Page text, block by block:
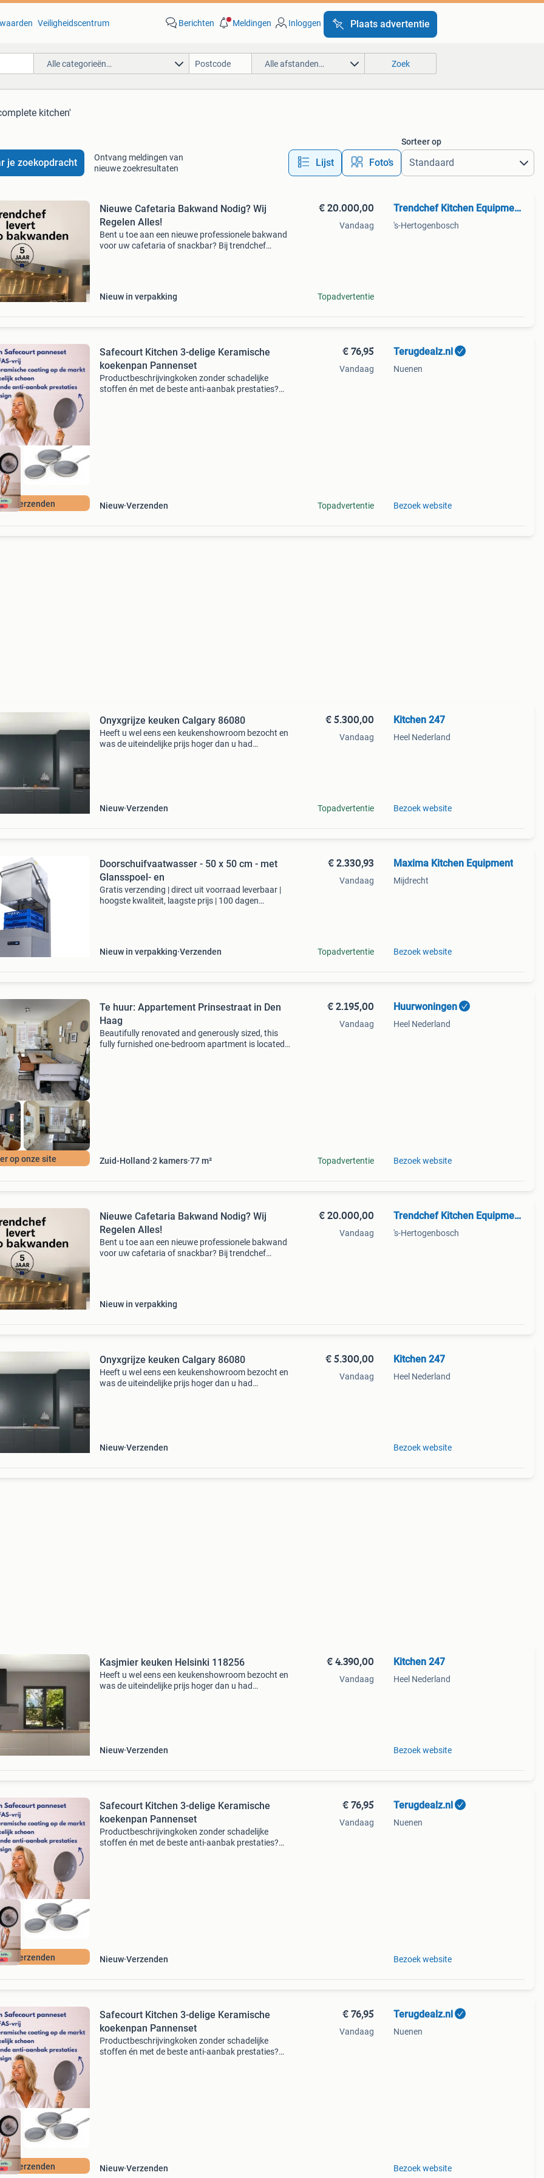
Veiligheidscentrum Berichten Meldingen Inloggen Plaats advertentie
Alle categorieën… Alle afstanden… Zoek
kitchen'
je zoekopdracht
Ontvang meldingen van
nieuwe zoekresultaten
Lijst Foto’s
Sorteer op
Nieuwe Cafetaria Bakwand Nodig? Wij
Regelen Alles!
Bent u toe aan een nieuwe professionele bakwand
voor uw cafetaria of snackbar? Bij trendchef
Nieuw in verpakking
€ 20.000,00
Vandaag
Topadvertentie
Trendchef Kitchen Equipment.
's-Hertogenbosch
verzenden
Safecourt Kitchen 3-delige Keramische
koekenpan Pannenset
Productbeschrijvingkoken zonder schadelijke
stoffen én met de beste anti-aanbak prestaties?
Nieuw Verzenden
€ 76,95
Vandaag
Topadvertentie
Terugdealz.nl
Nuenen
Bezoek website
Onyxgrijze keuken Calgary 86080
Heeft u wel eens een keukenshowroom bezocht en
was de uiteindelijke prijs hoger dan u had
Nieuw Verzenden
€ 5.300,00
Vandaag
Topadvertentie
Kitchen 247
Heel Nederland
Bezoek website
Doorschuifvaatwasser - 50 x 50 cm - met
Glansspoel- en
Gratis verzending | direct uit voorraad leverbaar |
hoogste kwaliteit, laagste prijs | 100 dagen
Nieuw in verpakking Verzenden
€ 2.330,93
Vandaag
Topadvertentie
Maxima Kitchen Equipment
Mijdrecht
Bezoek website
op onze site
Te huur: Appartement Prinsestraat in Den
Haag
Beautifully renovated and generously sized, this
fully furnished one-bedroom apartment is located
Zuid-Holland 2 kamers 77m²
€ 2.195,00
Vandaag
Topadvertentie
Huurwoningen
Heel Nederland
Bezoek website
Nieuwe Cafetaria Bakwand Nodig? Wij
Regelen Alles!
Bent u toe aan een nieuwe professionele bakwand
voor uw cafetaria of snackbar? Bij trendchef
Nieuw in verpakking
€ 20.000,00
Vandaag
Trendchef Kitchen Equipment.
's-Hertogenbosch
Onyxgrijze keuken Calgary 86080
Heeft u wel eens een keukenshowroom bezocht en
was de uiteindelijke prijs hoger dan u had
Nieuw Verzenden
€ 5.300,00
Vandaag
Kitchen 247
Heel Nederland
Bezoek website
Kasjmier keuken Helsinki 118256
Heeft u wel eens een keukenshowroom bezocht en
was de uiteindelijke prijs hoger dan u had
Nieuw Verzenden
€ 4.390,00
Vandaag
Kitchen 247
Heel Nederland
Bezoek website
verzenden
Safecourt Kitchen 3-delige Keramische
koekenpan Pannenset
Productbeschrijvingkoken zonder schadelijke
stoffen én met de beste anti-aanbak prestaties?
Nieuw Verzenden
€ 76,95
Vandaag
Terugdealz.nl
Nuenen
Bezoek website
verzenden
Safecourt Kitchen 3-delige Keramische
koekenpan Pannenset
Productbeschrijvingkoken zonder schadelijke
stoffen én met de beste anti-aanbak prestaties?
Nieuw Verzenden
€ 76,95
Vandaag
Terugdealz.nl
Nuenen
Bezoek website